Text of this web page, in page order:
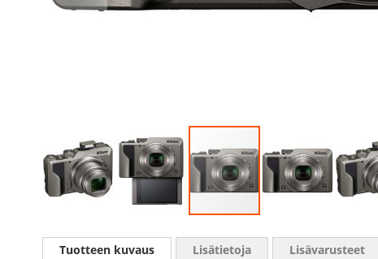
to
Tuotteen kuvaus Lisätietoja Lisävarusteet